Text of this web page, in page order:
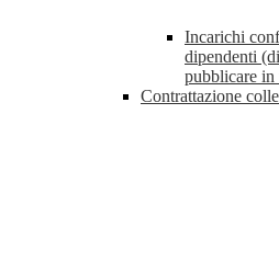
Incarichi
dipendenti
pubblicare in
Contrattazione